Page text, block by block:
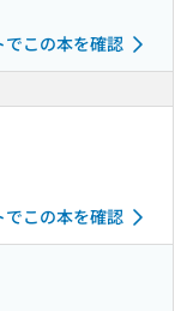
この本を確認
この本を確認